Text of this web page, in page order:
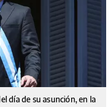
día de su asunción, en la